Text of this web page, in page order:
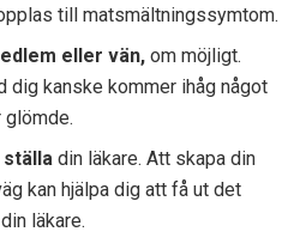
till matsmältningssymtom.
eller vän, om möjligt.
dig kanske kommer ihåg något
glömde.
din läkare. Att skapa din
kan hjälpa dig att få ut det
läkare.